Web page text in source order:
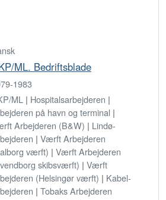
ML. Bedriftsblade
1983
ML | Hospitalsarbejderen |
på havn og terminal |
Arbejderen (B&W) | Lindø-
| Værft Arbejderen
værft) | Værft Arbejderen
skibsværft) | Værft
(Helsingør værft) | Kabel-
| Tobaks Arbejderen